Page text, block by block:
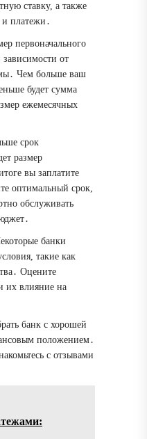
ставку, а также
платежи․
первоначального
зависимости от
Чем больше ваш
будет сумма
ежемесячных
срок
размер
вы заплатите
оптимальный срок,
обслуживать
банки
такие как
Оцените
их влияние на
банк с хорошей
положением․
с отзывами